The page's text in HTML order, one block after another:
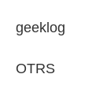
geeklog
OTRS